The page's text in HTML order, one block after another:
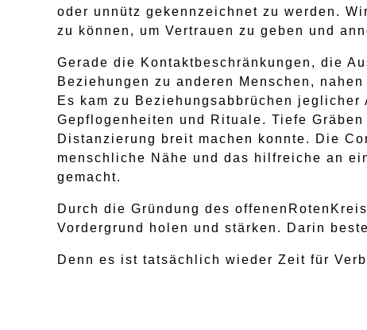
oder unnütz gekennzeichnet zu werden.
zu können, um Vertrauen zu geben und
Gerade die Kontaktbeschränkungen, die
Beziehungen zu anderen Menschen,
Es kam zu Beziehungsabbrüchen
Gepflogenheiten und Rituale. Tiefe
Distanzierung breit machen konnte. Die
menschliche Nähe und das hilfreiche an
gemacht.
Durch die Gründung des
Vordergrund holen und stärken. Darin
Denn es ist tatsächlich wieder Zeit für